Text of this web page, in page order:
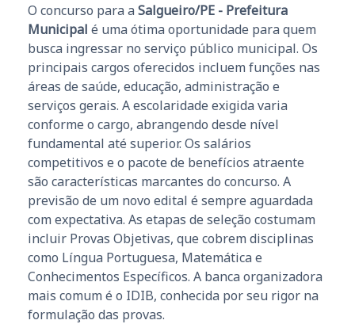
O concurso para a Salgueiro/PE - Prefeitura
Municipal é uma ótima oportunidade para quem
busca ingressar no serviço público municipal. Os
principais cargos oferecidos incluem funções nas
áreas de saúde, educação, administração e
serviços gerais. A escolaridade exigida varia
conforme o cargo, abrangendo desde nível
fundamental até superior. Os salários
competitivos e o pacote de benefícios atraente
são características marcantes do concurso. A
previsão de um novo edital é sempre aguardada
com expectativa. As etapas de seleção costumam
incluir Provas Objetivas, que cobrem disciplinas
como Língua Portuguesa, Matemática e
Conhecimentos Específicos. A banca organizadora
mais comum é o IDIB, conhecida por seu rigor na
formulação das provas.